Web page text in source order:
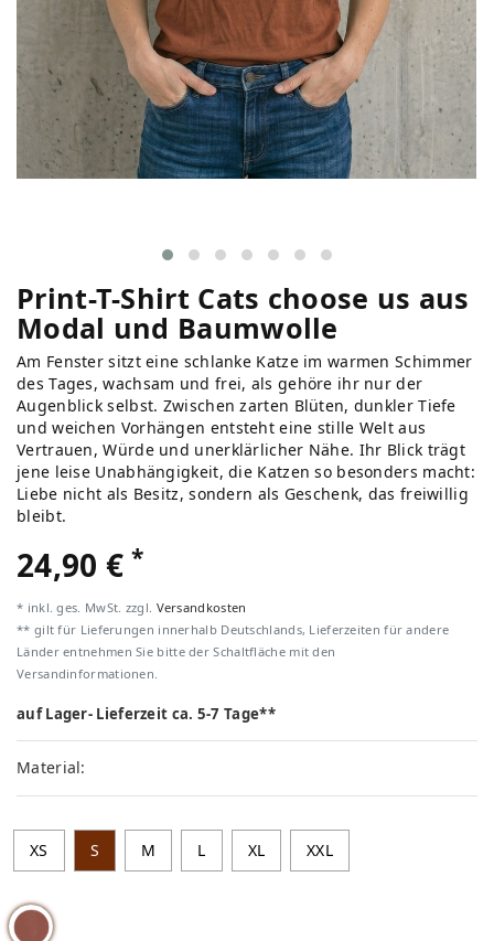
Print-T-Shirt Cats choose us aus
Modal und Baumwolle
Am Fenster sitzt eine schlanke Katze im warmen Schimmer
des Tages, wachsam und frei, als gehöre ihr nur der
Augenblick selbst. Zwischen zarten Blüten, dunkler Tiefe
und weichen Vorhängen entsteht eine stille Welt aus
Vertrauen, Würde und unerklärlicher Nähe. Ihr Blick trägt
jene leise Unabhängigkeit, die Katzen so besonders macht:
Liebe nicht als Besitz, sondern als Geschenk, das freiwillig
bleibt.
24,90 €*
* inkl. ges. MwSt. zzgl. Versandkosten
** gilt für Lieferungen innerhalb Deutschlands, Lieferzeiten für andere
Länder entnehmen Sie bitte der Schaltfläche mit den
Versandinformationen.
auf Lager- Lieferzeit ca. 5-7 Tage**
Material:
XS S M L XL XXL